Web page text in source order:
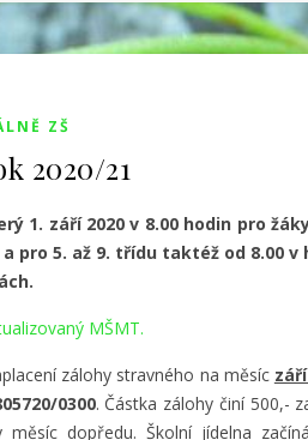
ZŠ
2020/21
1. září 2020 v 8.00 hodin pro
pro 5. až 9. třídu taktéž od 8.00 v
MŠMT.
zálohy stravného na měsíc
0300. Částka zálohy činí 500,-
dopředu. Školní jídelna